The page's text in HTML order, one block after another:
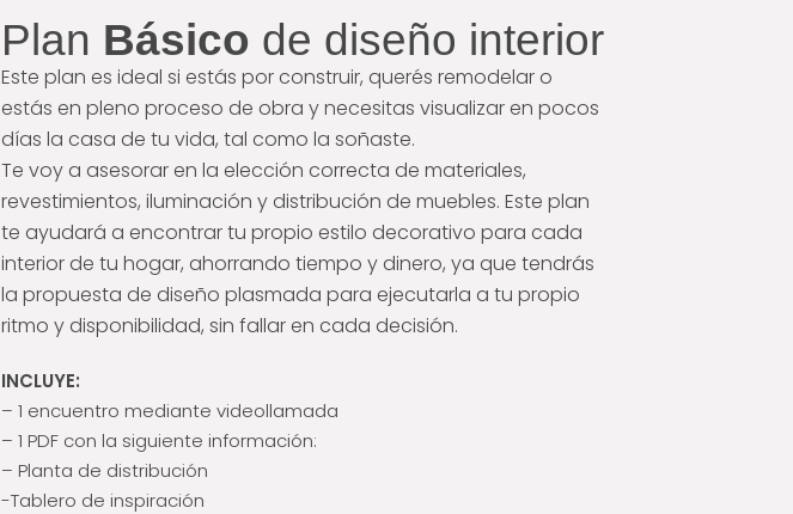
Plan Básico de diseño interior
Este plan es ideal si estás por construir, querés remodelar o
estás en pleno proceso de obra y necesitas visualizar en pocos
días la casa de tu vida, tal como la soñaste.
Te voy a asesorar en la elección correcta de materiales,
revestimientos, iluminación y distribución de muebles. Este plan
te ayudará a encontrar tu propio estilo decorativo para cada
interior de tu hogar, ahorrando tiempo y dinero, ya que tendrás
la propuesta de diseño plasmada para ejecutarla a tu propio
ritmo y disponibilidad, sin fallar en cada decisión.
INCLUYE:
– 1 encuentro mediante videollamada
– 1 PDF con la siguiente información:
– Planta de distribución
-Tablero de inspiración